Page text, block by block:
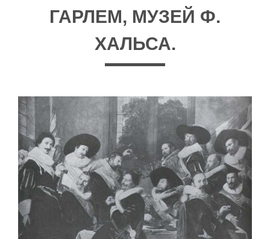
ГАРЛЕМ, МУЗЕЙ Ф.
ХАЛЬСА.